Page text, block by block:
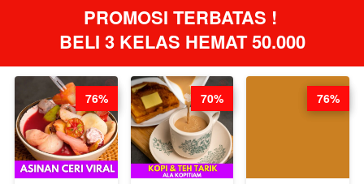
PROMOSI TERBATAS !
BELI 3 KELAS HEMAT 50.000
76% 70% 76%